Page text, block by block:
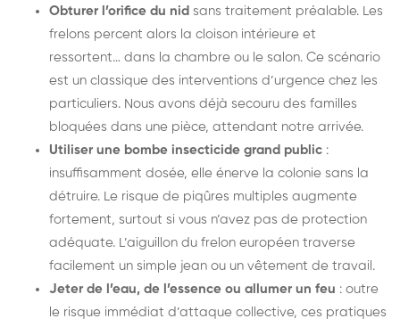
Obturer l’orifice du nid sans traitement préalable. Les
frelons percent alors la cloison intérieure et
ressortent… dans la chambre ou le salon. Ce scénario
est un classique des interventions d’urgence chez les
particuliers. Nous avons déjà secouru des familles
bloquées dans une pièce, attendant notre arrivée.
Utiliser une bombe insecticide grand public :
insuffisamment dosée, elle énerve la colonie sans la
détruire. Le risque de piqûres multiples augmente
fortement, surtout si vous n’avez pas de protection
adéquate. L’aiguillon du frelon européen traverse
facilement un simple jean ou un vêtement de travail.
Jeter de l’eau, de l’essence ou allumer un feu : outre
le risque immédiat d’attaque collective, ces pratiques